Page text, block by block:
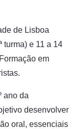
de Lisboa
turma) e 11 a 14
em
ano da
desenvolver
oral, essenciais